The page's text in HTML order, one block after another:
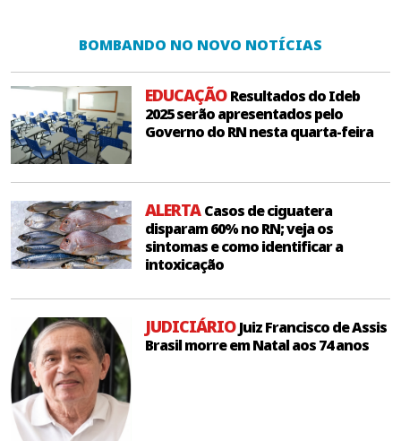
BOMBANDO NO NOVO NOTÍCIAS
EDUCAÇÃOResultados do Ideb
2025 serão apresentados pelo
Governo do RN nesta quarta-feira
ALERTACasos de ciguatera
disparam 60% no RN; veja os
sintomas e como identificar a
intoxicação
JUDICIÁRIOJuiz Francisco de Assis
Brasil morre em Natal aos 74 anos